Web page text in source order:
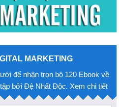
MARKETING
để nhận trọn bộ 120 Ebook về
bởi Đệ Nhất Độc. Xem chi tiết